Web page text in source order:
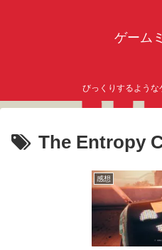
ゲーム
びっくりするような
The Entropy
感想